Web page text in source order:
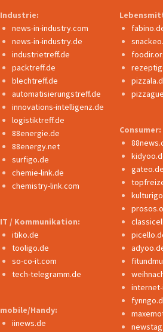
Industrie:
news-in-industry.com
news-in-industry.de
industrietreff.de
packtreff.de
blechtreff.de
automatisierungstreff.de
innovations-intelligenz.de
logistiktreff.de
88energie.de
88energy.net
surfigo.de
chemie-link.de
chemistry-link.com
IT / Kommunikation:
itiko.de
tooligo.de
so-co-it.com
tech-telegramm.de
mobile/Handy:
iinews.de
Consumer:
gateo.de